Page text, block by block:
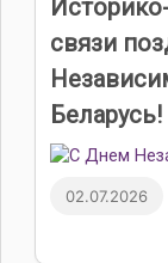
связи
Беларусь!
02.07.2026